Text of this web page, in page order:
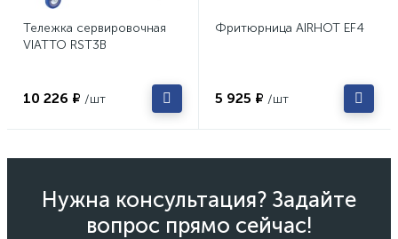
Тележка сервировочная
VIATTO RST3B
10 226 ₽ /шт
Фритюрница AIRHOT EF4
5 925 ₽ /шт
Нужна консультация? Задайте
вопрос прямо сейчас!